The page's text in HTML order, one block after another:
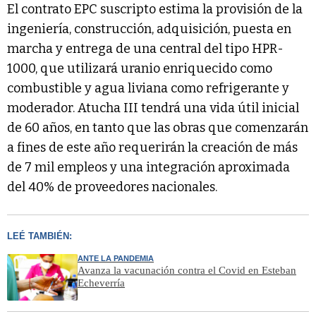
El contrato EPC suscripto estima la provisión de la
ingeniería, construcción, adquisición, puesta en
marcha y entrega de una central del tipo HPR-
1000, que utilizará uranio enriquecido como
combustible y agua liviana como refrigerante y
moderador. Atucha III tendrá una vida útil inicial
de 60 años, en tanto que las obras que comenzarán
a fines de este año requerirán la creación de más
de 7 mil empleos y una integración aproximada
del 40% de proveedores nacionales.
LEÉ TAMBIÉN:
ANTE LA PANDEMIA
Avanza la vacunación contra el Covid en Esteban
Echeverría